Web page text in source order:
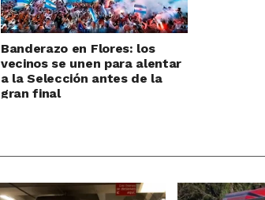
Banderazo en Flores: los
vecinos se unen para alentar
a la Selección antes de la
gran final